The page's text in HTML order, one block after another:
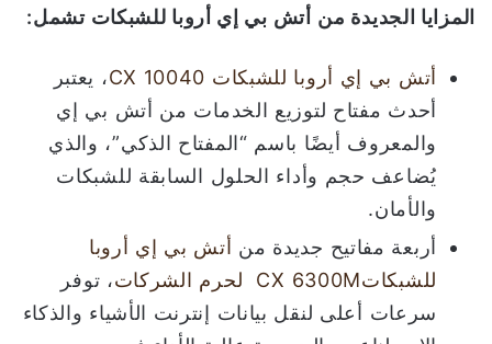
المزايا الجديدة من أتش بي إي أروبا للشبكات تشمل:
أتش بي إي أروبا للشبكات CX 10040
، يعتبر
أحدث مفتاح لتوزيع الخدمات من أتش بي إي
والمعروف أيضًا باسم “المفتاح الذكي”، والذي
يُضاعف حجم وأداء الحلول السابقة للشبكات
والأمان.
أربعة مفاتيح جديدة من أتش بي إي أروبا
للشبكاتCX 6300M ​​ لحرم الشركات
، توفر
سرعات أعلى لنقل بيانات إنترنت الأشياء والذكاء